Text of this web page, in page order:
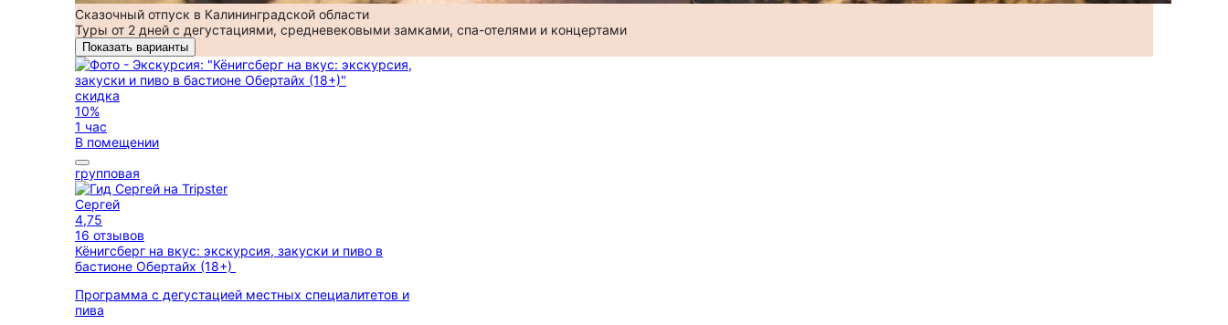
Сказочный отпуск в Калининградской области
Туры от 2 дней с дегустациями, средневековыми замками, спа-отелями и концертами
Показать варианты
скидка
10%
1 час
В помещении
групповая
Сергей
4,75
16 отзывов
Кёнигсберг на вкус: экскурсия, закуски и пиво в
бастионе Обертайх (18+)
Программа с дегустацией местных специалитетов и
пива